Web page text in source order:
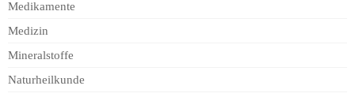
Medikamente
Medizin
Mineralstoffe
Naturheilkunde